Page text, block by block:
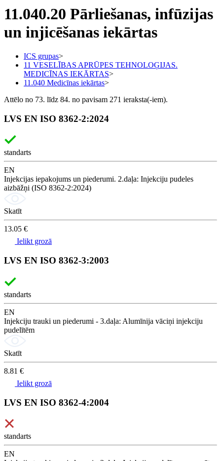
11.040.20 Pārliešanas, infūzijas
un injicēšanas iekārtas
ICS grupas>
11 VESELĪBAS APRŪPES TEHNOLOĢIJAS.
MEDICĪNAS IEKĀRTAS>
11.040 Medicīnas iekārtas>
Attēlo no 73. līdz 84. no pavisam 271 ieraksta(-iem).
LVS EN ISO 8362-2:2024
standarts
EN
Injekcijas iepakojums un piederumi. 2.daļa: Injekciju pudeles
aizbāžņi (ISO 8362-2:2024)
Skatīt
13.05 €
Ielikt grozā
LVS EN ISO 8362-3:2003
standarts
EN
Injekciju trauki un piederumi - 3.daļa: Alumīnija vāciņi injekciju
pudelītēm
Skatīt
8.81 €
Ielikt grozā
LVS EN ISO 8362-4:2004
standarts
EN